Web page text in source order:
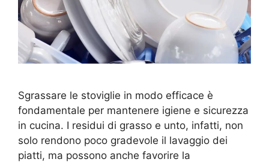
Sgrassare le stoviglie in modo efficace è
fondamentale per mantenere igiene e sicurezza
in cucina. I residui di grasso e unto, infatti, non
solo rendono poco gradevole il lavaggio dei
piatti, ma possono anche favorire la